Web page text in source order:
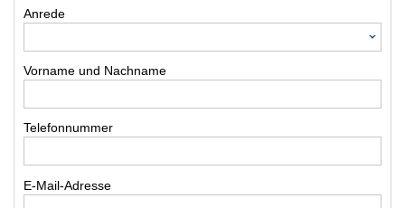
Anrede
Vorname und Nachname
Telefonnummer
E-Mail-Adresse